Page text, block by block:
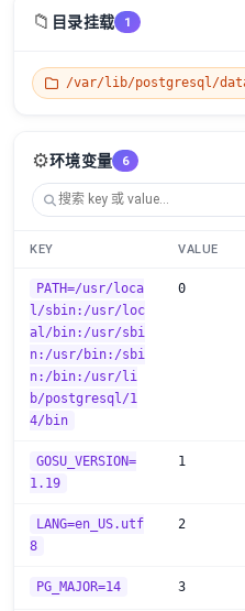
📁 目录挂载 1
/var/lib/postgresql/
⚙️环境变量 6
KEY VALUE
PATH=/usr/loca
l/sbin:/usr/loc
al/bin:/usr/sbi
n:/usr/bin:/sbi
n:/bin:/usr/li
b/postgresql/1
4/bin
0
GOSU_VERSION=
1.19
1
LANG=en_US.utf
8
2
PG_MAJOR=14 3